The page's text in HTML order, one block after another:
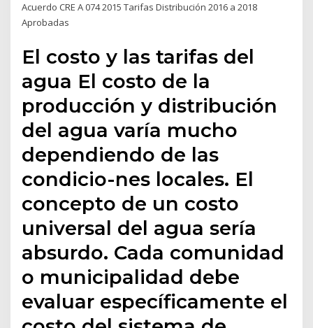
Acuerdo CRE A 074 2015 Tarifas Distribución 2016 a 2018
Aprobadas
El costo y las tarifas del
agua El costo de la
producción y distribución
del agua varía mucho
dependiendo de las
condicio-nes locales. El
concepto de un costo
universal del agua sería
absurdo. Cada comunidad
o municipalidad debe
evaluar específicamente el